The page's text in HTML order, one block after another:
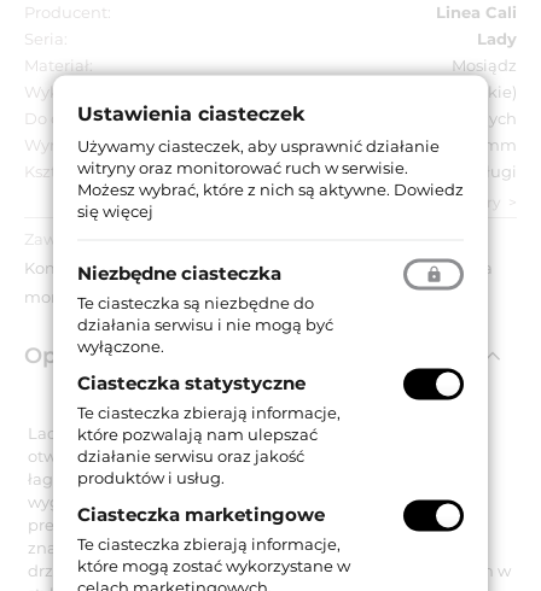
Producent:
Linea Cali
Seria:
Lady
Materiał:
Mosiądz
Wykończenie:
OF - stare złoto (francuskie)
Do drzwi:
Wewnętrznych
Wymiar szyldu:
49x275 mm
Kształt szyldu:
Długi
zobacz wszystkie parametry
Zawartość opakowania:
Komplet klamek na długich szyldach bez otworu, akcesoria
montażowe.
Opis produktu
Lady to niezwykle stylowa klamka na długim szyldzie bez
otworu. Charakterystycznym elementem jej designu są
łagodne, lekko falujące linie. Dodatkowo na rękojeści
wygrawerowane są gustowne ornamenty, podkreślające
prestiżowy i luksusowy charakter klamki. Model Lady to
znakomity dodatek do każdych eleganckich, drewnianych
drzwi, idealnie pasujący do wszystkich wnętrz urządzonych w
Ustawienia ciasteczek
Używamy ciasteczek, aby usprawnić działanie
witryny oraz monitorować ruch w serwisie.
Możesz wybrać, które z nich są aktywne. Dowiedz
się więcej
Niezbędne ciasteczka
Te ciasteczka są niezbędne do
działania serwisu i nie mogą być
wyłączone.
Ciasteczka statystyczne
Te ciasteczka zbierają informacje,
które pozwalają nam ulepszać
działanie serwisu oraz jakość
produktów i usług.
Ciasteczka marketingowe
Te ciasteczka zbierają informacje,
które mogą zostać wykorzystane w
celach marketingowych.